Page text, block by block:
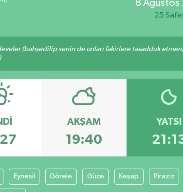
8 Ağustos
25
(bahşedilip senin de onları fakirlere tasadduk
AKŞAM
19:40
YATSI
Eynesil Görele Güce Keşap Piraziz